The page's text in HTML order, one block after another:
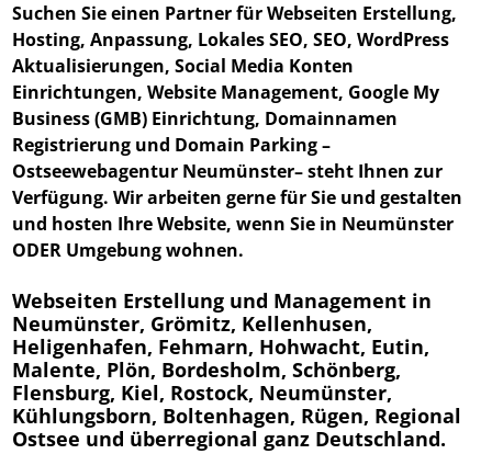
Suchen Sie einen Partner für Webseiten Erstellung,
Hosting, Anpassung, Lokales SEO, SEO, WordPress
Aktualisierungen, Social Media Konten
Einrichtungen, Website Management, Google My
Business (GMB) Einrichtung, Domainnamen
Registrierung und Domain Parking –
Ostseewebagentur Neumünster– steht Ihnen zur
Verfügung. Wir arbeiten gerne für Sie und gestalten
und hosten Ihre Website, wenn Sie in Neumünster
ODER Umgebung wohnen.
Webseiten Erstellung und Management in
Neumünster, Grömitz, Kellenhusen,
Heligenhafen, Fehmarn, Hohwacht, Eutin,
Malente, Plön, Bordesholm, Schönberg,
Flensburg, Kiel, Rostock, Neumünster,
Kühlungsborn, Boltenhagen, Rügen, Regional
Ostsee und überregional ganz Deutschland.